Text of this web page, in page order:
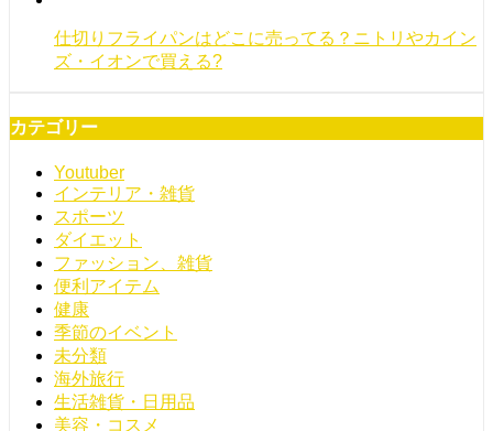
仕切りフライパンはどこに売ってる？ニトリやカイン
ズ・イオンで買える?
カテゴリー
Youtuber
インテリア・雑貨
スポーツ
ダイエット
ファッション、雑貨
便利アイテム
健康
季節のイベント
未分類
海外旅行
生活雑貨・日用品
美容・コスメ